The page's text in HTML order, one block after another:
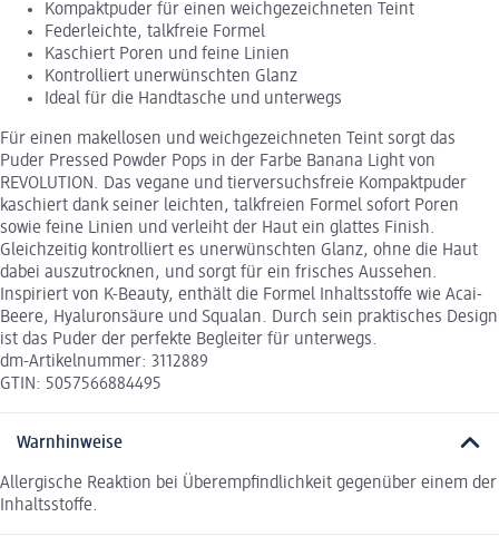
Kompaktpuder für einen weichgezeichneten Teint
Federleichte, talkfreie Formel
Kaschiert Poren und feine Linien
Kontrolliert unerwünschten Glanz
Ideal für die Handtasche und unterwegs
Für einen makellosen und weichgezeichneten Teint sorgt das
Puder Pressed Powder Pops in der Farbe Banana Light von
REVOLUTION. Das vegane und tierversuchsfreie Kompaktpuder
kaschiert dank seiner leichten, talkfreien Formel sofort Poren
sowie feine Linien und verleiht der Haut ein glattes Finish.
Gleichzeitig kontrolliert es unerwünschten Glanz, ohne die Haut
dabei auszutrocknen, und sorgt für ein frisches Aussehen.
Inspiriert von K-Beauty, enthält die Formel Inhaltsstoffe wie Acai-
Beere, Hyaluronsäure und Squalan. Durch sein praktisches Design
ist das Puder der perfekte Begleiter für unterwegs.
dm-Artikelnummer: 3112889
GTIN: 5057566884495
Warnhinweise
Allergische Reaktion bei Überempfindlichkeit gegenüber einem der
Inhaltsstoffe.